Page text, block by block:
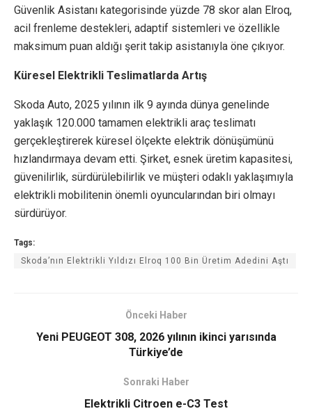
Güvenlik Asistanı kategorisinde yüzde 78 skor alan Elroq,
acil frenleme destekleri, adaptif sistemleri ve özellikle
maksimum puan aldığı şerit takip asistanıyla öne çıkıyor.
Küresel Elektrikli Teslimatlarda Artış
Skoda Auto, 2025 yılının ilk 9 ayında dünya genelinde
yaklaşık 120.000 tamamen elektrikli araç teslimatı
gerçekleştirerek küresel ölçekte elektrik dönüşümünü
hızlandırmaya devam etti. Şirket, esnek üretim kapasitesi,
güvenilirlik, sürdürülebilirlik ve müşteri odaklı yaklaşımıyla
elektrikli mobilitenin önemli oyuncularından biri olmayı
sürdürüyor.
Tags:
Skoda’nın Elektrikli Yıldızı Elroq 100 Bin Üretim Adedini Aştı
Önceki Haber
Yeni PEUGEOT 308, 2026 yılının ikinci yarısında
Türkiye’de
Sonraki Haber
Elektrikli Citroen e-C3 Test